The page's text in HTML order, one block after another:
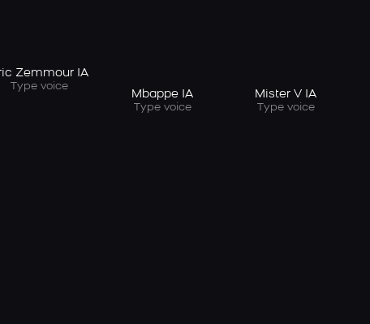
Zemmour IA
Type voice
Mbappe IA
Type voice
Mister V IA
Type voice